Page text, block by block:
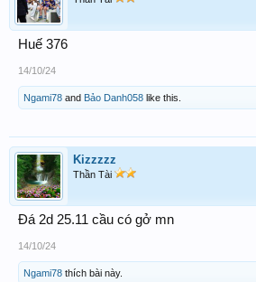
Huế 376
14/10/24
Ngami78 and Bảo Danh058 like this.
Kizzzzz
Thần Tài
Đá 2d 25.11 cầu có gở mn
14/10/24
Ngami78 thích bài này.